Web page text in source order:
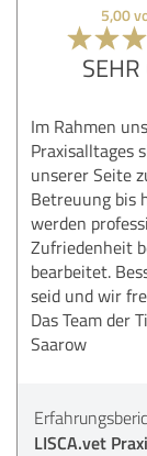
5,00
Im Rahmen
Praxisalltages
unserer Seite
Betreuung bis
werden
Zufriedenheit
bearbeitet.
seid und wir
Das Team der
Saarow
LISCA.vet